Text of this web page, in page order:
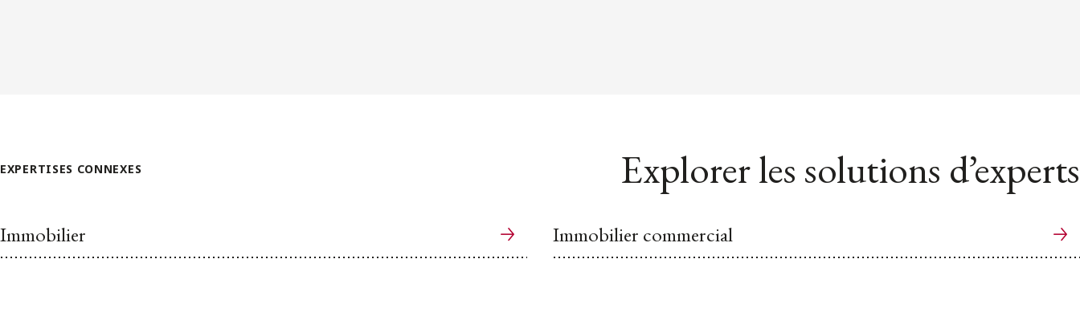
EXPERTISES CONNEXES Explorer les solutions d’experts
Immobilier Immobilier commercial